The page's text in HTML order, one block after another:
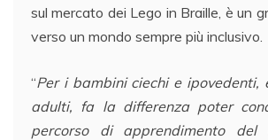
sul mercato dei Lego in Braille, è un
verso un mondo sempre più inclusivo.
“Per i bambini ciechi e ipovedenti,
adulti, fa la differenza poter
percorso di apprendimento